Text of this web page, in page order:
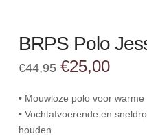
BRPS Polo
€44,95 Oorspronkelijke
prijs
€44,95.
€25,00Huidige
• Mouwloze polo voor warme
• Vochtafvoerende en
houden